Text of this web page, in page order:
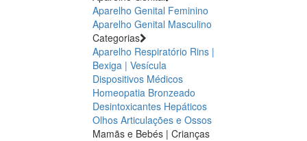
Aparelho Genital Feminino
Aparelho Genital Masculino
Categorias
Aparelho Respiratório Rins |
Bexiga | Vesícula
Dispositivos Médicos
Homeopatia Bronzeado
Desintoxicantes Hepáticos
Olhos Articulações e Ossos
Mamãs e Bebés | Crianças